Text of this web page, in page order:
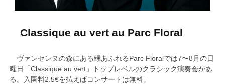
Classique au vert au Parc Floral
ヴァンセンヌの森にある緑あふれるParc Floralでは7〜8月の日
曜日「Classique au vert」トップレベルのクラシック演奏会があ
る。入園料2.5€を払えばコンサートは無料。